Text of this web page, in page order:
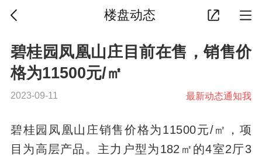
楼盘动态
碧桂园凤凰山庄目前在售，销售价
格为11500元/㎡
2023-09-11 最新动态通知我
碧桂园凤凰山庄销售价格为11500元/㎡，项
目为高层产品。主力户型为182㎡的4室2厅3